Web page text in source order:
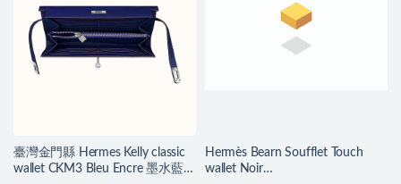
臺灣金門縣 Hermes Kelly classic
wallet CKM3 Bleu Encre 墨水藍
Hermès Bearn Soufflet Touch
wallet Noir